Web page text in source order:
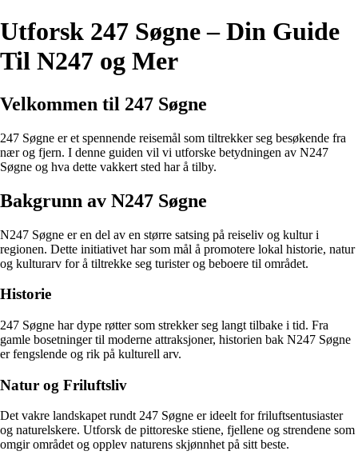
Utforsk 247 Søgne – Din Guide
Til N247 og Mer
Velkommen til 247 Søgne
247 Søgne er et spennende reisemål som tiltrekker seg besøkende fra
nær og fjern. I denne guiden vil vi utforske betydningen av N247
Søgne og hva dette vakkert sted har å tilby.
Bakgrunn av N247 Søgne
N247 Søgne er en del av en større satsing på reiseliv og kultur i
regionen. Dette initiativet har som mål å promotere lokal historie, natur
og kulturarv for å tiltrekke seg turister og beboere til området.
Historie
247 Søgne har dype røtter som strekker seg langt tilbake i tid. Fra
gamle bosetninger til moderne attraksjoner, historien bak N247 Søgne
er fengslende og rik på kulturell arv.
Natur og Friluftsliv
Det vakre landskapet rundt 247 Søgne er ideelt for friluftsentusiaster
og naturelskere. Utforsk de pittoreske stiene, fjellene og strendene som
omgir området og opplev naturens skjønnhet på sitt beste.